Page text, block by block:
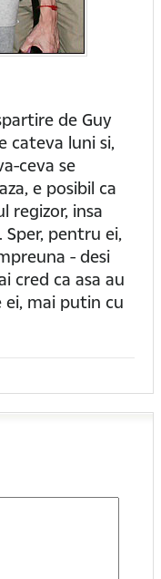
de Guy
cateva luni si,
ceva se
e posibil ca
regizor, insa
pentru ei,
- desi
cred ca asa au
mai putin cu